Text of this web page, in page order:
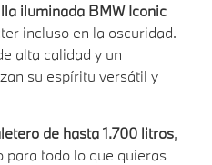
iluminada BMW Iconic
incluso en la oscuridad.
alta calidad y un
su espíritu versátil y
de hasta 1.700 litros,
para todo lo que quieras